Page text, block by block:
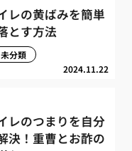
レの黄ばみを簡単
とす方法
2024.11.22
未分類
レのつまりを自分
決！重曹とお酢の